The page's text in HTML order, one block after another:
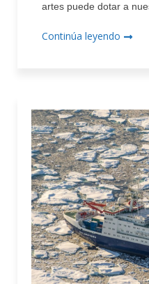
artes puede dotar a
Continúa leyendo